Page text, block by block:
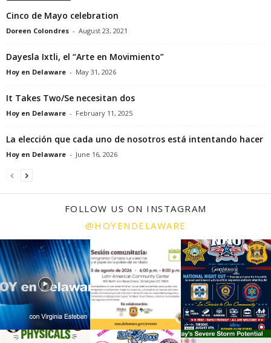
Cinco de Mayo celebration
Doreen Colondres - August 23, 2021
Dayesla Ixtli, el “Arte en Movimiento”
Hoy en Delaware - May 31, 2026
It Takes Two/Se necesitan dos
Hoy en Delaware - February 11, 2025
La elección que cada uno de nosotros está intentando hacer
Hoy en Delaware - June 16, 2026
FOLLOW US ON INSTAGRAM
@HOYENDELAWARE